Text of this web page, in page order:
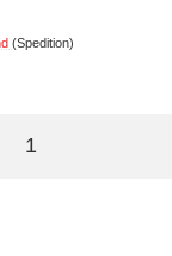
(Spedition)